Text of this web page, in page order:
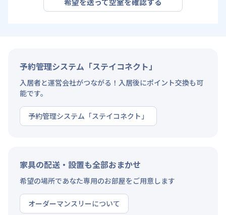
予約管理システム「ステイコネクト」
入居者と運営会社がつながる！入居後にポイント交換も可
能です。
予約管理システム「ステイコネクト」
家具の配送・設置も全部おまかせ
希望の場所であなた専用のお部屋をご用意します
オーダーマンスリーについて